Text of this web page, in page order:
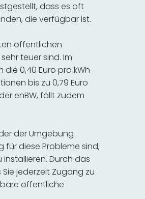
dass es oft
die verfügbar ist.
öffentlichen
teuer sind. Im
0,40 Euro pro kWh
bis zu 0,79 Euro
enBW, fällt zudem
der Umgebung
für diese Probleme sind,
installieren. Durch das
jederzeit Zugang zu
öffentliche